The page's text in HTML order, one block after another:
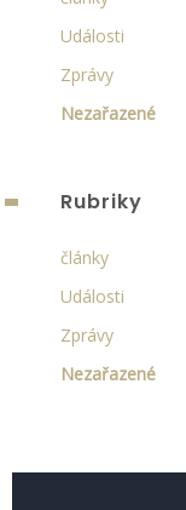
Události
Zprávy
Nezařazené
Rubriky
články
Události
Zprávy
Nezařazené